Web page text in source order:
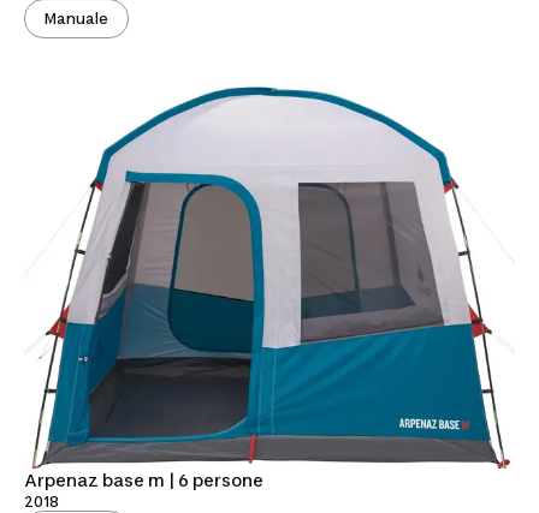
Manuale
Arpenaz base m | 6 persone
2018